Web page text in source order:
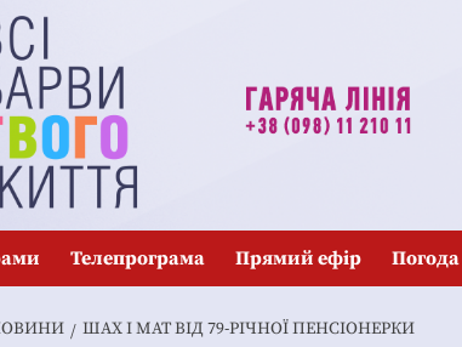
Телепрограма Прямий ефір Погода
ШАХ І МАТ ВІД 79-РІЧНОЇ ПЕНСІОНЕРКИ